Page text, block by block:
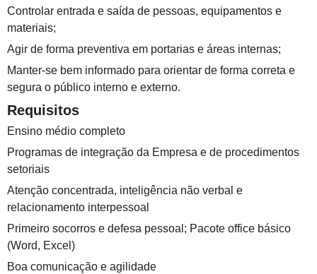
Controlar entrada e saída de pessoas, equipamentos e
materiais;
Agir de forma preventiva em portarias e áreas internas;
Manter-se bem informado para orientar de forma correta e
segura o público interno e externo.
Requisitos
Ensino médio completo
Programas de integração da Empresa e de procedimentos
setoriais
Atenção concentrada, inteligência não verbal e
relacionamento interpessoal
Primeiro socorros e defesa pessoal; Pacote office básico
(Word, Excel)
Boa comunicação e agilidade